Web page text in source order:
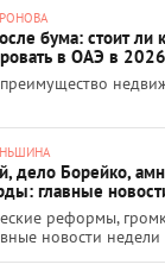
бума: стоит ли
в ОАЭ в
дело Борейко,
главные
реформы,
новости недели